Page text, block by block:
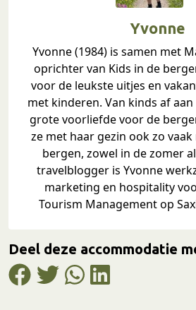
Yvonne
Yvonne (1984) is samen met
oprichter van Kids in de
voor de leukste uitjes en
met kinderen. Van kinds af
grote voorliefde voor de
ze met haar gezin ook zo
bergen, zowel in de zomer
travelblogger is Yvonne
marketing en hospitality
Tourism Management op
Deel deze accommodatie